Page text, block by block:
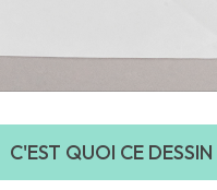
C'EST QUOI CE DESSIN